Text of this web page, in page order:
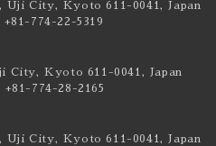
Uji City, Kyoto 611-0041, Japan
+81-774-22-5319
City,Kyoto 611-0041, Japan
+81-774-28-2165
Uji City, Kyoto 611-0041, Japan